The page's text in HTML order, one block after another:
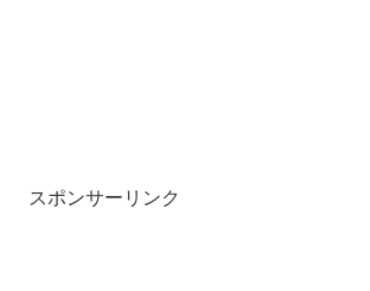
スポンサーリンク